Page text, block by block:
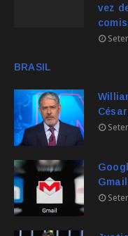
vez
BRASIL